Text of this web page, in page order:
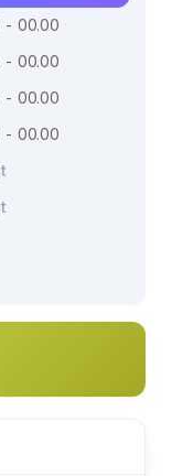
- 00.00
- 00.00
- 00.00
- 00.00